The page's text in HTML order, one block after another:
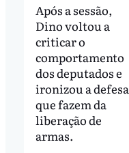
Após a sessão,
Dino voltou a
criticar o
comportamento
dos deputados e
ironizou a defesa
que fazem da
liberação de
armas.